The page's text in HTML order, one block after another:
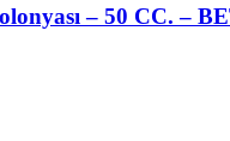
– 50 CC. –